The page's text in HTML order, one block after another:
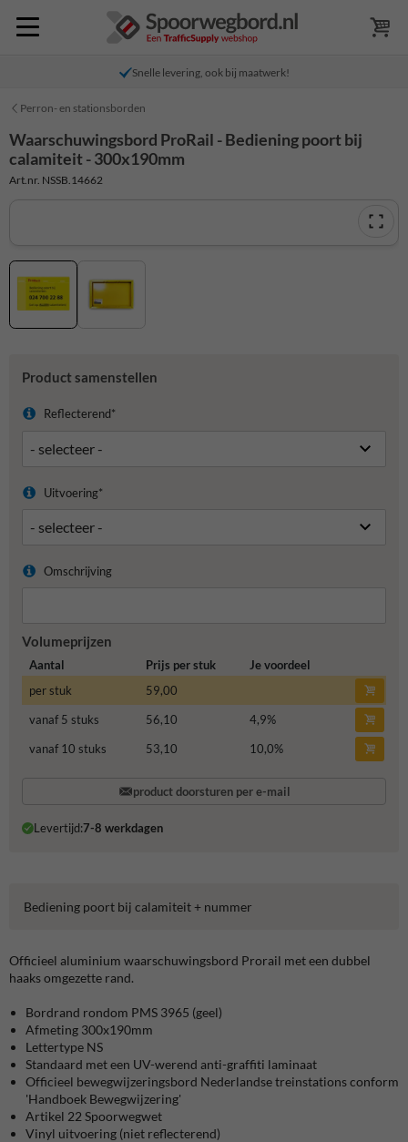
Snelle levering, ook bij maatwerk!
Perron- en stationsborden
Waarschuwingsbord ProRail - Bediening poort bij
calamiteit - 300x190mm
Art.nr. NSSB.14662
Product samenstellen
Reflecterend*
Uitvoering*
Omschrijving
Volumeprijzen
Aantal Prijs per stuk
Je voordeel
per stuk
59,00
vanaf 5 stuks
56,10 4,9%
vanaf 10 stuks
53,10 10,0%
product doorsturen per e-mail
Levertijd:7-8 werkdagen
Bediening poort bij calamiteit + nummer
Officieel aluminium waarschuwingsbord Prorail met een dubbel
haaks omgezette rand.
Bordrand rondom PMS 3965 (geel)
Afmeting 300x190mm
Lettertype NS
Standaard met een UV-werend anti-graffiti laminaat
Officieel bewegwijzeringsbord Nederlandse treinstations conform
'Handboek Bewegwijzering'
Artikel 22 Spoorwegwet
Vinyl uitvoering (niet reflecterend)